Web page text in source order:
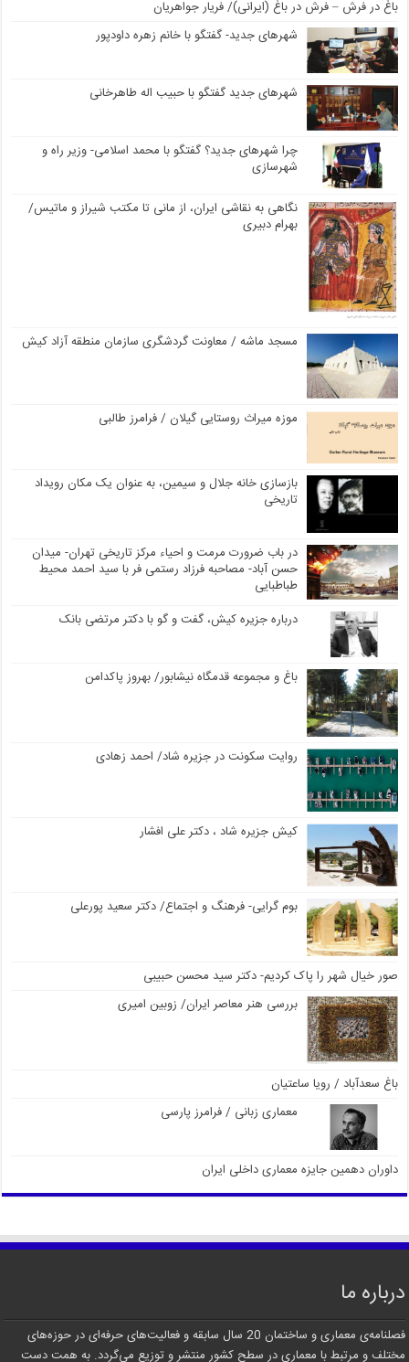
باغ در فرش – فرش در باغ (ایرانی)/ فریار جواهریان
شهرهای جدید- گفتگو با خانم زهره داودپور
شهرهای جدید گفتگو با حبیب اله طاهرخانی
چرا شهرهای جدید؟ گفتگو با محمد اسلامی- وزیر راه و
شهرسازی
نگاهی به نقاشی ایران، از مانی تا مکتب شیراز و ماتیس/
بهرام دبیری
مسجد ماشه / معاونت گردشگری سازمان منطقه آزاد کیش
موزه میراث روستایی گیلان / فرامرز طالبی
بازسازی خانه جلال و سیمین، به عنوان یک مکان رویداد
تاریخی
در باب ضرورت مرمت و احیاء مرکز تاریخی تهران- میدان
حسن آباد- مصاحبه فرزاد رستمی فر با سید احمد محیط
طباطبایی
درباره جزیره کیش، گفت و گو با دکتر مرتضی بانک
باغ و مجموعه قدمگاه نیشابور/ بهروز پاکدامن
روایت سکونت در جزیره شاد/ احمد زهادی
کیش جزیره شاد ، دکتر علی افشار
بوم گرایی- فرهنگ و اجتماع/ دکتر سعید پورعلی
صور خیال شهر را پاک کردیم- دکتر سید محسن حبیبی
بررسی هنر معاصر ایران/ زوبین امیری
باغ سعدآباد / رویا ساعتیان
معماری زبانی / فرامرز پارسی
داوران دهمین جایزه معماری داخلی ایران
درباره ما
فصلنامه‌ی معماری و ساختمان 20 سال سابقه و فعالیت‌های حرفه‌ای در حوزه‌های
مختلف و مرتبط با معماری در سطح کشور منتشر و توزیع می‌گردد. به همت دست